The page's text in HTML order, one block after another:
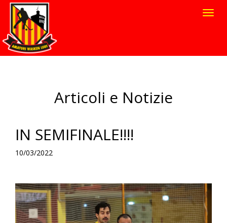
Articoli e Notizie
IN SEMIFINALE!!!!
10/03/2022